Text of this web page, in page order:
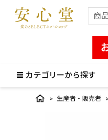
カテゴリーから探す
生産者・販売者